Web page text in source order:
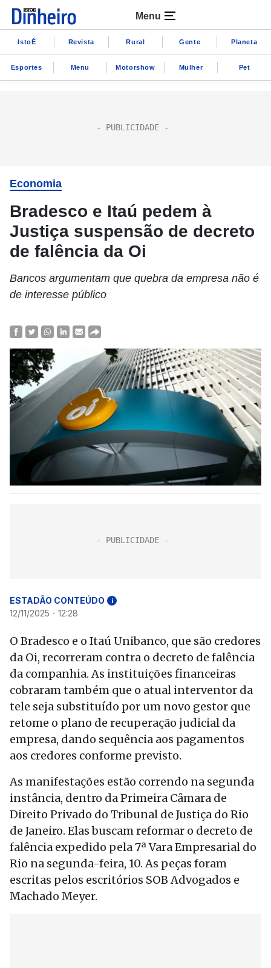
Menu
IstoÉ Revista Rural Gente Planeta
Esportes Menu Motorshow Mulher Pet
Economia
Bradesco e Itaú pedem à
Justiça suspensão de decreto
de falência da Oi
Bancos argumentam que quebra da empresa não é
de interesse público
ESTADÃO CONTEÚDO i
12/11/2025 - 12:28
O Bradesco e o Itaú Unibanco, que são credores
da Oi, recorreram contra o decreto de falência
da companhia. As instituições financeiras
cobraram também que o atual interventor da
tele seja substituído por um novo gestor que
retome o plano de recuperação judicial da
empresa, dando sequência aos pagamentos
aos credores conforme previsto.
As manifestações estão correndo na segunda
instância, dentro da Primeira Câmara de
Direito Privado do Tribunal de Justiça do Rio
de Janeiro. Elas buscam reformar o decreto de
falência expedido pela 7ª Vara Empresarial do
Rio na segunda-feira, 10. As peças foram
escritas pelos escritórios SOB Advogados e
Machado Meyer.